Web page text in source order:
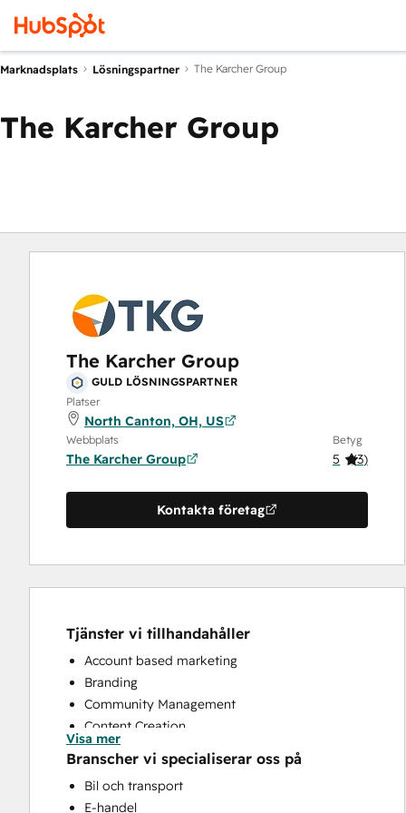
Marknadsplats Lösningspartner The Karcher Group
The Karcher Group
The Karcher Group
GULD LÖSNINGSPARTNER
Platser
North Canton, OH, US
Webbplats
The Karcher Group
Betyg
5 (3)
Kontakta företag
Tjänster vi tillhandahåller
Account based marketing
Branding
Community Management
Content Creation
Conversational Marketing
CRM Implementation
CRM Migration
Visa mer
Branscher vi specialiserar oss på
Bil och transport
E-handel